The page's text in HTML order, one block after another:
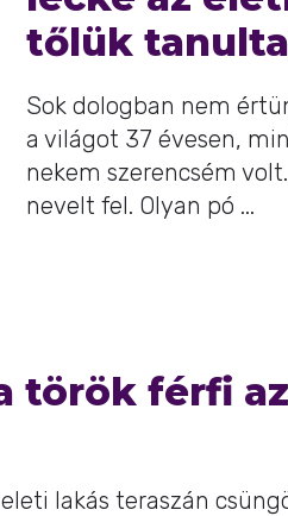
tőlük
Sok dologban nem
a világot 37 évesen,
nekem szerencsém
nevelt fel. Olyan pó ...
török férfi
lakás teraszán